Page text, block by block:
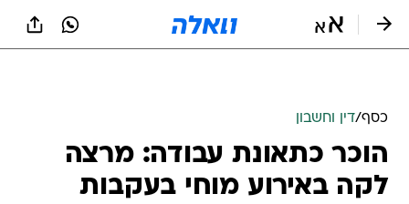
כסף/דין וחשבון
הוכר כתאונת עבודה: מרצה
לקה באירוע מוחי בעקבות